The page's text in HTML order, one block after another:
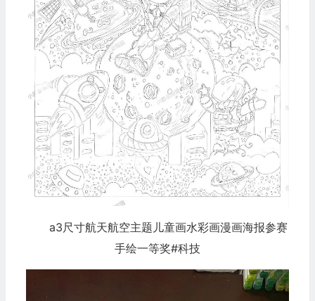
a3尺寸航天航空主题儿童画水彩画漫画海报参赛
手绘一等奖#科技